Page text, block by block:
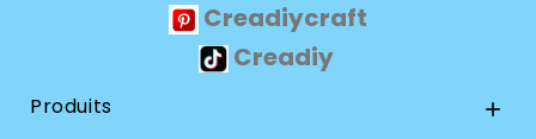
Creadiycraft
Creadiy
Produits 